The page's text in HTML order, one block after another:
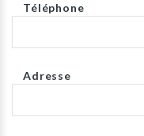
Téléphone
Adresse